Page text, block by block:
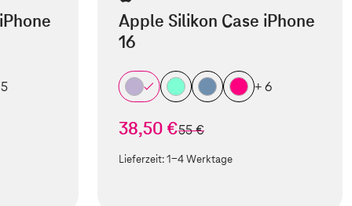
Apple Silikon Case iPhone
16
+ 6
38,50 €statt
55 €
Lieferzeit:1-4 Werktage